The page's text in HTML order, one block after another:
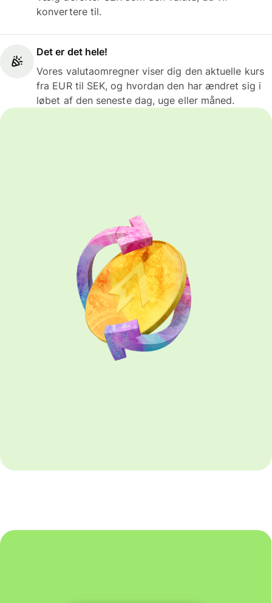
konvertere til.
Det er det hele!
Vores valutaomregner viser dig den aktuelle kurs
fra EUR til SEK, og hvordan den har ændret sig i
løbet af den seneste dag, uge eller måned.